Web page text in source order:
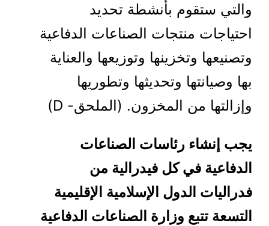
والتي ستقوم بأنشطة تحديد
احتياجات منتجات الصناعات الدفاعية
وتصنيعها وتخزينها وتوزيعها والعناية
بها وصيانتها وتحديثها وتطوريها
وإزالتها من المخزون. (الملحق- D)
يجب إنشاء رئاسات الصناعات
الدفاعية في كل فيدرالية من
فدراليات الدول الإسلامية الإقليمية
التسعة تتبع وزارة الصناعات الدفاعية